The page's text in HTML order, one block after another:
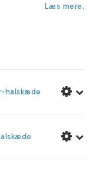
Læs mere.
halskæde